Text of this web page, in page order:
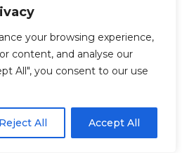
your browsing experience,
content, and analyse our
All", you consent to our use
Reject All Accept All
malveillantes.
plus récents
encore plus de
1.2 reste largement
des